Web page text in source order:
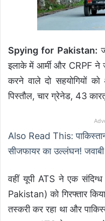
Spying for Pakistan:
इलाके में आर्मी और CRPF
करने वाले दो सहयोगियों
पिस्तौल, चार ग्रेनेड, 43
Also Read This:
सीजफायर का उल्लंघन! जवाबी
वहीं यूपी ATS ने एक
Pakistan) को गिरफ्तार
तस्करी कर रहा था और